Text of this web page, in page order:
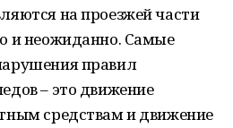
на проезжей части
и неожиданно. Самые
правил
– это движение
средствам и движение